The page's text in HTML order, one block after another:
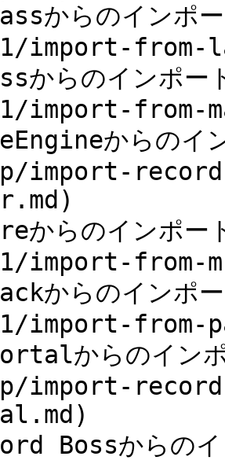
からのイン
import-from-
からのイン
import-from-
からの
import-
からのイン
import-from-
からのイン
import-from-
からのイン
import-
Bossからの